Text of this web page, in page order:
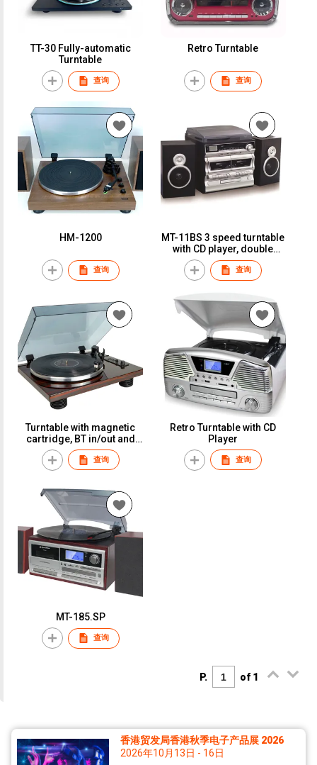
TT-30 Fully-automatic
Turntable
查询
Retro Turntable
查询
HM-1200
查询
MT-11BS 3 speed turntable
with CD player, double
cassette player, radio,
USB/SD recording and
speaker box
查询
Turntable with magnetic
cartridge, BT in/out and
built-in speaker
查询
Retro Turntable with CD
Player
查询
MT-185.SP
查询
P. of 1
香港贸发局香港秋季电子产品展 2026
2026年10月13日 - 16日